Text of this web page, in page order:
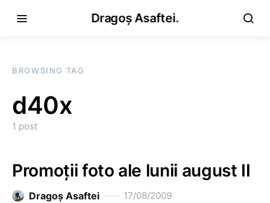
Dragoș Asaftei.
BROWSING TAG
d40x
1 post
Promoţii foto ale lunii august II
Dragoş Asaftei 17/08/2009